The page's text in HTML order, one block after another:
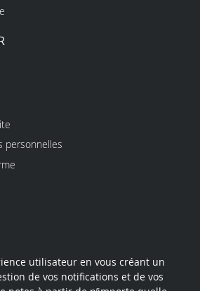
personnelles
utilisateur en vous créant un
de vos notifications et de vos